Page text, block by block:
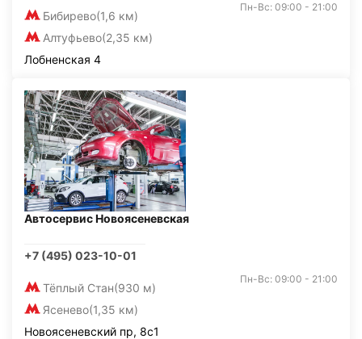
Бибирево(1,6 км)
Алтуфьево(2,35 км)
Пн-Вс: 09:00 - 21:00
Лобненская 4
Автосервис Новоясеневская
+7 (495) 023-10-01
Тёплый Стан(930 м)
Ясенево(1,35 км)
Пн-Вс: 09:00 - 21:00
Новоясеневский пр, 8с1